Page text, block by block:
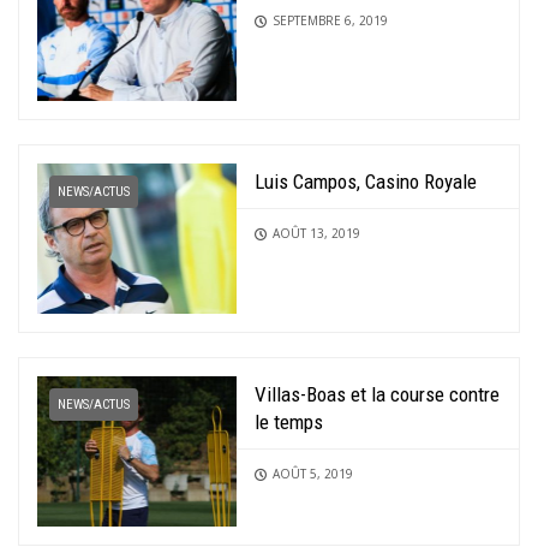
SEPTEMBRE 6, 2019
NEWS/ACTUS Luis Campos, Casino Royale
AOÛT 13, 2019
NEWS/ACTUS
Villas-Boas et la course contre
le temps
AOÛT 5, 2019